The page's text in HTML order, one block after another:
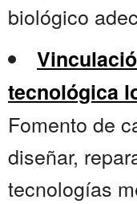
biológico
tecnológica
Fomento de
diseñar,
tecnologías